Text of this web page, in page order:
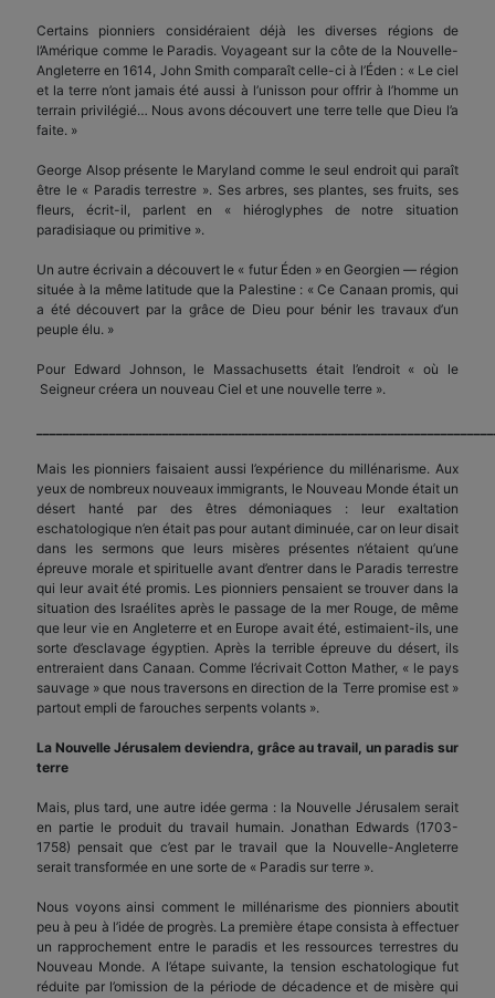
Certains pionniers considéraient déjà les diverses régions de
l’Amérique comme le Paradis. Voyageant sur la côte de la Nouvelle-
Angleterre en 1614, John Smith comparaît celle-ci à l’Éden : « Le ciel
et la terre n’ont jamais été aussi à l’unisson pour offrir à l’homme un
terrain privilégié… Nous avons découvert une terre telle que Dieu l’a
faite. »
George Alsop présente le Maryland comme le seul endroit qui paraît
être le « Paradis terrestre ». Ses arbres, ses plantes, ses fruits, ses
fleurs, écrit-il, parlent en « hiéroglyphes de notre situation
paradisiaque ou primitive ».
Un autre écrivain a découvert le « futur Éden » en Georgien — région
située à la même latitude que la Palestine : « Ce Canaan promis, qui
a été découvert par la grâce de Dieu pour bénir les travaux d’un
peuple élu. »
Pour Edward Johnson, le Massachusetts était l’endroit « où le
Seigneur créera un nouveau Ciel et une nouvelle terre ».
Mais les pionniers faisaient aussi l’expérience du millénarisme. Aux
yeux de nombreux nouveaux immigrants, le Nouveau Monde était un
désert hanté par des êtres démoniaques : leur exaltation
eschatologique n’en était pas pour autant diminuée, car on leur disait
dans les sermons que leurs misères présentes n’étaient qu’une
épreuve morale et spirituelle avant d’entrer dans le Paradis terrestre
qui leur avait été promis. Les pionniers pensaient se trouver dans la
situation des Israélites après le passage de la mer Rouge, de même
que leur vie en Angleterre et en Europe avait été, estimaient-ils, une
sorte d’esclavage égyptien. Après la terrible épreuve du désert, ils
entreraient dans Canaan. Comme l’écrivait Cotton Mather, « le pays
sauvage » que nous traversons en direction de la Terre promise est »
partout empli de farouches serpents volants ».
La Nouvelle Jérusalem deviendra, grâce au travail, un paradis sur
terre
Mais, plus tard, une autre idée germa : la Nouvelle Jérusalem serait
en partie le produit du travail humain. Jonathan Edwards (1703-
1758) pensait que c’est par le travail que la Nouvelle-Angleterre
serait transformée en une sorte de « Paradis sur terre ».
Nous voyons ainsi comment le millénarisme des pionniers aboutit
peu à peu à l’idée de progrès. La première étape consista à effectuer
un rapprochement entre le paradis et les ressources terrestres du
Nouveau Monde. A l’étape suivante, la tension eschatologique fut
réduite par l’omission de la période de décadence et de misère qui